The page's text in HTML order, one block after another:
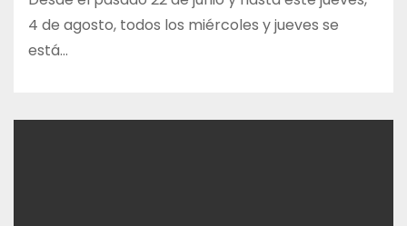
4 de agosto, todos los miércoles y jueves se
está…